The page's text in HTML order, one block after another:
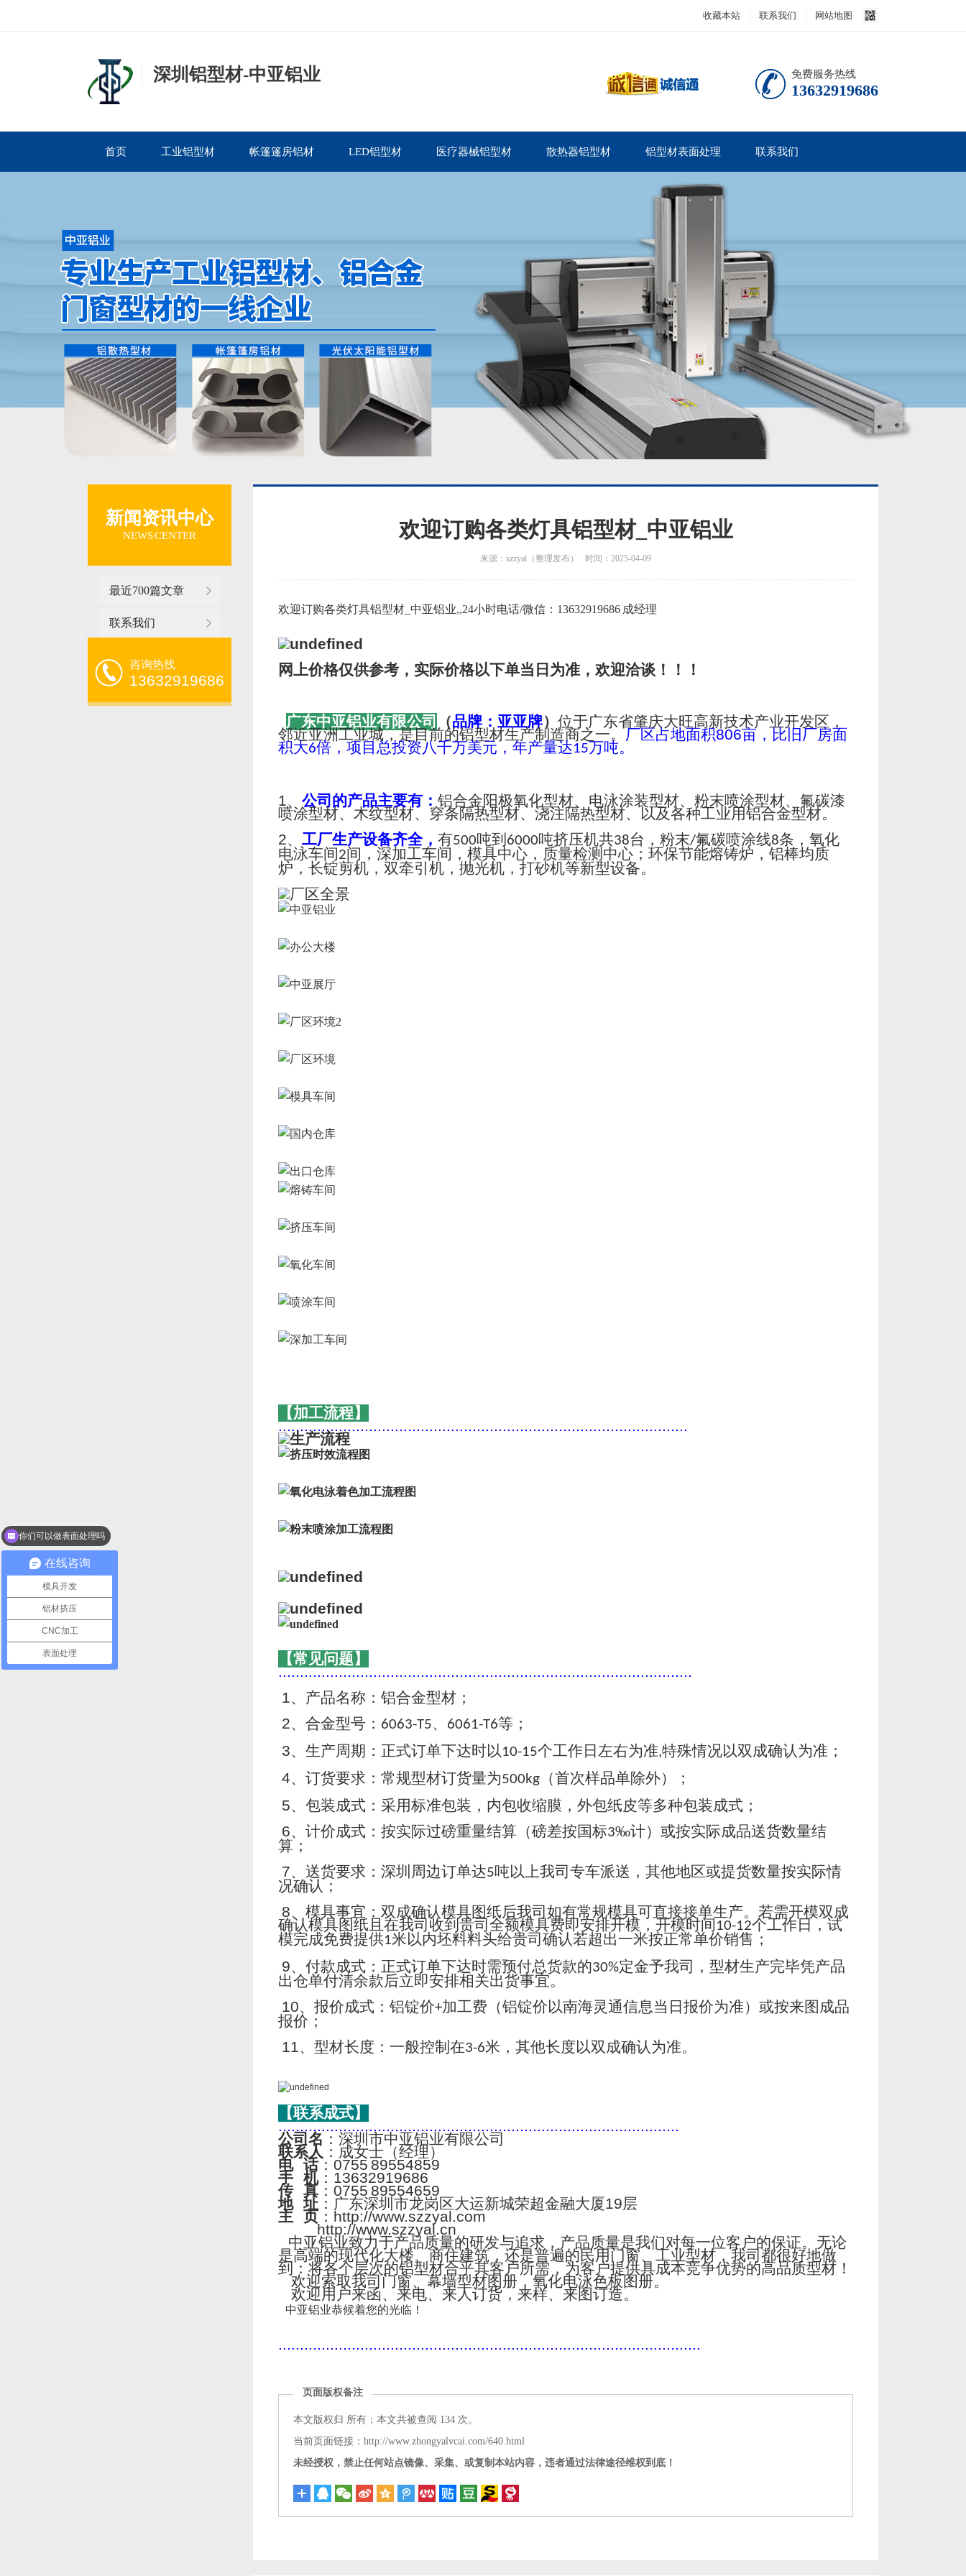
收藏本站 联系我们 网站地图
深圳铝型材-中亚铝业 免费服务热线
13632919686
首页 工业铝型材 帐篷篷房铝材 LED铝型材 医疗器械铝型材 散热器铝型材 铝型材表面处理 联系我们
新闻资讯中心
NEWS CENTER
最近700篇文章
联系我们
咨询热线
13632919686
欢迎订购各类灯具铝型材_中亚铝业
来源：szzyal（整理发布） 时间：2025-04-09
欢迎订购各类灯具铝型材_中亚铝业,,24小时电话/微信：13632919686 成经理
网上价格仅供参考，实际价格以下单当日为准，欢迎洽谈！！！
广东中亚铝业有限公司 （品牌：亚亚牌） 位于广东省肇庆大旺高新技术产业开发区，
邻近亚洲工业城，是目前的铝型材生产制造商之一。厂区占地面积806亩，比旧厂房面
积大6倍，项目总投资八千万美元，年产量达15万吨。
1、 公司的产品主要有： 铝合金阳极氧化型材、电泳涂装型材、粉末喷涂型材、氟碳漆
喷涂型材、木纹型材、穿条隔热型材、浇注隔热型材、以及各种工业用铝合金型材。
2、 工厂生产设备齐全， 有500吨到 6000吨挤压机共38台，粉末/氟碳喷涂线8条，氧化
电泳车间2间，深加工车间，模具中心，质量检测中心；环保节能熔铸炉，铝棒均质
炉，长锭剪机，双牵引机，抛光机，打砂机等新型设备。
【加工流程】
...............................................................................................
【常见问题】
................................................................................................
1、产品名称：铝合金型材；
2、合金型号： 6063-T5、 6061-T6等；
3、生产周期：正式订单下达时以10-15个工作日左右为准,特殊情况以双成确认为准；
4、订货要求：常规型材订货量为500kg（首次样品单除外）；
5、包装成式：采用标准包装，内包收缩膜，外包纸皮等多种包装成式；
6、计价成式：按实际过磅重量结算（磅差按国标3‰计）或按实际成品送货数量结
算；
7、送货要求：深圳周边订单达5吨以上我司专车派送，其他地区或提货数量按实际情
况确认；
8、模具事宜：双成确认模具图纸后我司如有常规模具可直接接单生产。若需开模双成
确认模具图纸且在我司收到贵司全额模具费即安排开模，开模时间10-12个工作日，试
模完成免费提供1米以内坯料料头给贵司确认若超出一米按正常单价销售；
9、付款成式：正式订单下达时需预付总货款的30%定金予我司，型材生产完毕凭产品
出仓单付清余款后立即安排相关出货事宜。
10、报价成式：铝锭价+加工费（铝锭价以南海灵通信息当日报价为准）或按来图成品
报价；
11、型材长度：一般控制在3-6米，其他长度以双成确认为准。
【联系成式】
.............................................................................................
公司名 ：深圳市中亚铝业有限公司
联系人 ：成女士（经理）
电 话：0755 89554859
手 机：13632919686
传 真：0755 89554659
地 址：广东深圳市龙岗区大运新城荣超金融大厦19层
主 页：http://www.szzyal.com
http://www.szzyal.cn
中亚铝业致力于产品质量的研发与追求，产品质量是我们对每一位客户的保证。无论
是高端的现代化大楼、商住建筑，还是普遍的民用门窗、工业型材，我司都很好地做
到：将各个层次的铝型材合乎其客户所需，为客户提供具成本竞争优势的高品质型材！
欢迎索取我司门窗、幕墙型材图册，氧化电泳色板图册。
欢迎用户来函、来电、来人订货，来样、来图订造。
中亚铝业恭候着您的光临！
..................................................................................................
页面版权备注
本文版权归 所有；本文共被查阅 134 次。
当前页面链接：http://www.zhongyalvcai.com/640.html
未经授权，禁止任何站点镜像、采集、或复制本站内容，违者通过法律途径维权到底！
在线咨询
模具开发
铝材挤压
CNC加工
表面处理
你们可以做表面处理吗